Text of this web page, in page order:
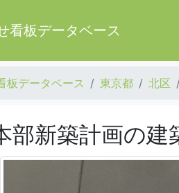
看板データベース
板データベース 東京都 北区
部新築計画の建